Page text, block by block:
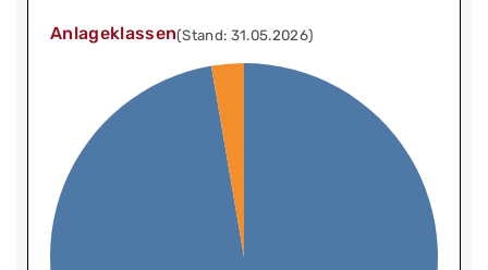
Anlageklassen(Stand: 31.05.2026)